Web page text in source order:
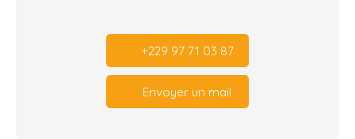
+229 97 71 03 87
Envoyer un mail